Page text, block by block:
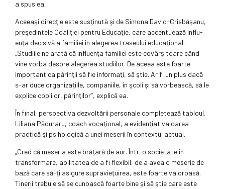
a spus ea.
Aceeaşi direcţie este susţinută şi de Simona David-Crisbăşanu,
preşedintele Coa­liţiei pentru Educaţie, care accentuează influ­
enţa decisivă a familiei în alegerea traseului educaţional.
„Studiile ne arată că influenţa familiei este covârşitoare când
vine vorba despre alegerea studiilor. De aceea este foarte
important ca părinţii să fie informaţi, să ştie. Ar fi un plus dacă
s-ar duce organizaţiile, companiile, în şcoli şi să vorbească, să le
explice copiilor, părinţilor“, explică ea.
În final, perspectiva dezvoltării personale completează tabloul.
Liliana Păduraru, coach vocaţional, a evidenţiat valoarea
practică şi psihologică a unei meserii în contextul actual.
„Cred că meseria este brăţară de aur. Într-o societate în
transformare, abilitatea de a fi flexibil, de a avea o meserie de
bază care să-ţi asigure supravieţuirea, este foarte valoroasă.
Tinerii trebuie să se cunoască foarte bine şi să ştie care este